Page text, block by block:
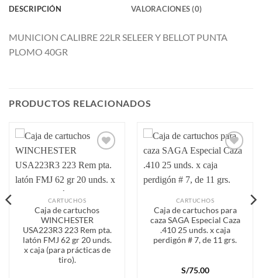
DESCRIPCIÓN VALORACIONES (0)
MUNICION CALIBRE 22LR SELEER Y BELLOT PUNTA
PLOMO 40GR
PRODUCTOS RELACIONADOS
a la
deseos
CARTUCHOS
Caja de cartuchos
WINCHESTER
USA223R3 223 Rem pta.
latón FMJ 62 gr 20 unds.
x caja (para prácticas de
tiro).
deseos
CARTUCHOS
Caja de cartuchos para
caza SAGA Especial Caza
.410 25 unds. x caja
perdigón # 7, de 11 grs.
S/75.00